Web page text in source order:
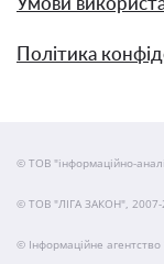
Політика
© ТОВ "інформаційно-
© ТОВ "ЛІГА ЗАКОН", 2007-
© Інформаційне